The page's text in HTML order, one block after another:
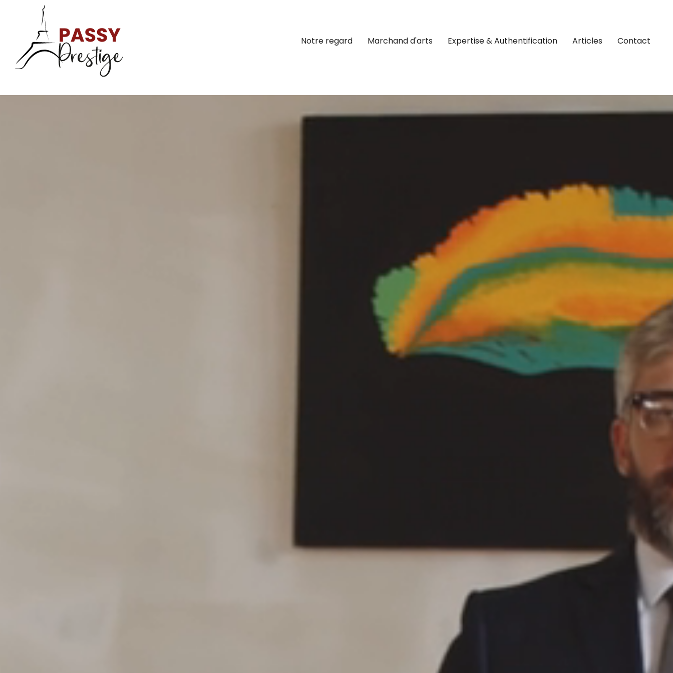
Notre regard Marchand d'arts Expertise & Authentification Articles Contact